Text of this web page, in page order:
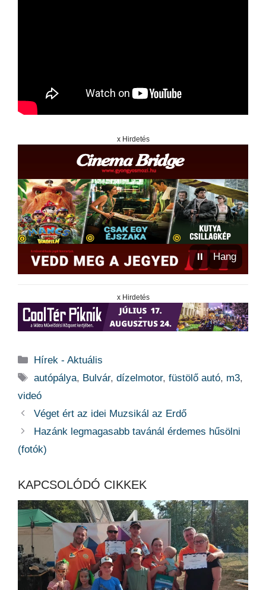
x Hirdetés
⏸ Hang
x Hirdetés
Kategória
Hírek - Aktuális
Címkék
autópálya, Bulvár,dízelmotor,füstölő autó, m3,
videó
Véget ért az idei Muzsikál az Erdő
Hazánk legmagasabb tavánál érdemes hűsölni
(fotók)
KAPCSOLÓDÓ CIKKEK